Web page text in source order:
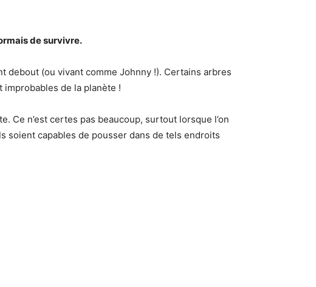
de survivre.
debout (ou vivant comme Johnny !). Certains arbres
de la planète !
Ce n’est certes pas beaucoup, surtout lorsque l’on
soient capables de pousser dans de tels endroits